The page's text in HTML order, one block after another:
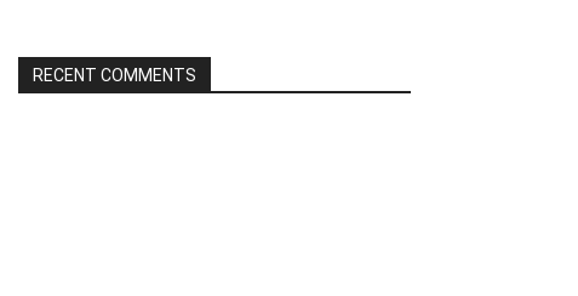
RECENT COMMENTS